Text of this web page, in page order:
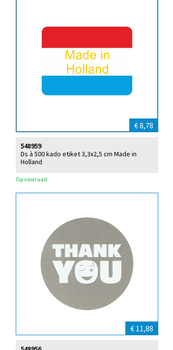
€ 8,78
Ds à 500 kado etiket 3,3x2,5 cm Made in
Holland
548959
Op voorraad
€ 11,88